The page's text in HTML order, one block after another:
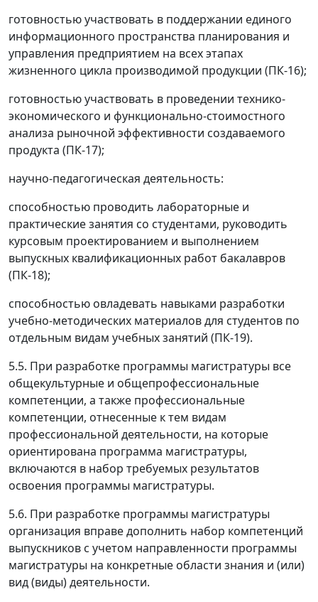
готовностью участвовать в поддержании единого
информационного пространства планирования и
управления предприятием на всех этапах
жизненного цикла производимой продукции (ПК-16);
готовностью участвовать в проведении технико-
экономического и функционально-стоимостного
анализа рыночной эффективности создаваемого
продукта (ПК-17);
научно-педагогическая деятельность:
способностью проводить лабораторные и
практические занятия со студентами, руководить
курсовым проектированием и выполнением
выпускных квалификационных работ бакалавров
(ПК-18);
способностью овладевать навыками разработки
учебно-методических материалов для студентов по
отдельным видам учебных занятий (ПК-19).
5.5. При разработке программы магистратуры все
общекультурные и общепрофессиональные
компетенции, а также профессиональные
компетенции, отнесенные к тем видам
профессиональной деятельности, на которые
ориентирована программа магистратуры,
включаются в набор требуемых результатов
освоения программы магистратуры.
5.6. При разработке программы магистратуры
организация вправе дополнить набор компетенций
выпускников с учетом направленности программы
магистратуры на конкретные области знания и (или)
вид (виды) деятельности.